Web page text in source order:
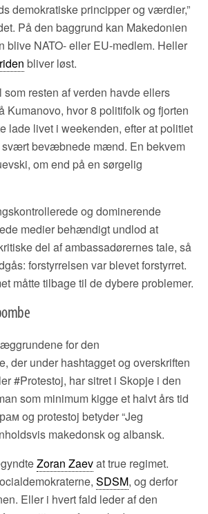
demokratiske principper og værdier,”
På den baggrund kan Makedonien
blive NATO- eller EU-medlem. Heller
bliver løst.
resten af verden havde ellers
Kumanovo, hvor 8 politifolk og fjorten
lade livet i weekenden, efter at politiet
svært bevæbnede mænd. En bekvem
om end på en sørgelig
og dominerende
medier behændigt undlod at
del af ambassadørernes tale, så
forstyrrelsen var blevet forstyrret.
måtte tilbage til de dybere problemer.
for den
der under hashtagget og overskriften
#Protestoj, har sitret i Skopje i den
som minimum kigge et halvt års tid
og protestoj betyder “Jeg
makedonsk og albansk.
Zoran Zaevat true regimet.
SDSM, og derfor
Eller i hvert fald leder af den